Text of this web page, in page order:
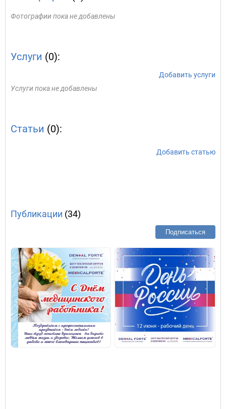
Фотографии пока не добавлены
Услуги (0):
Добавить услуги
Услуги пока не добавлены
Статьи (0):
Добавить статью
Публикации (34)
Подписаться